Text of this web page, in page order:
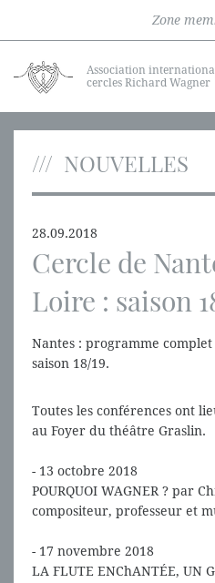
Zone
Association
cercles Richard Wagner
NOUVELLES
28.09.2018
Cercle de
Loire : saison
Nantes : programme complet
saison 18/19.
Toutes les conférences ont
au Foyer du théâtre Graslin.
- 13 octobre 2018
POURQUOI WAGNER ? par
compositeur, professeur et
- 17 novembre 2018
LA FLUTE ENChANTÉE, UN